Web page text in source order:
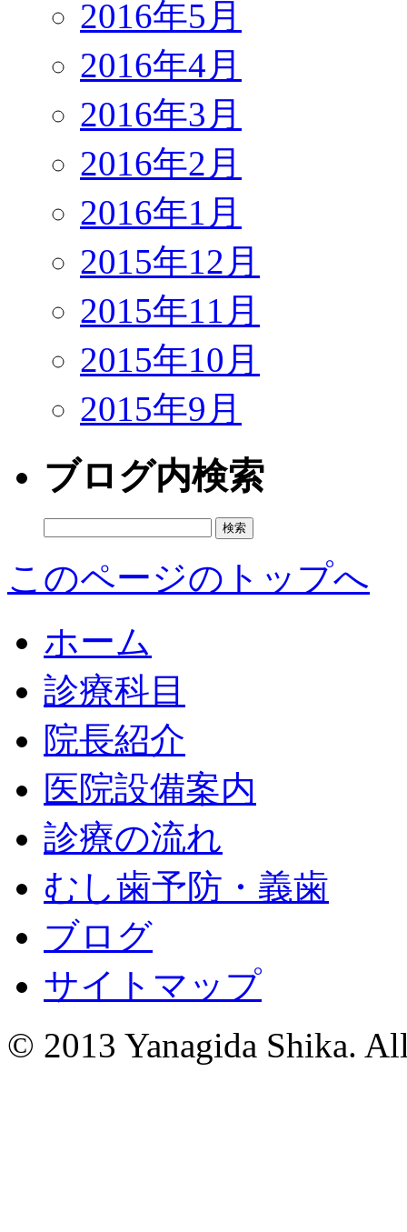
2016年5月
2016年4月
2016年3月
2016年2月
2016年1月
2015年12月
2015年11月
2015年10月
2015年9月
ブログ内検索
このページのトップへ
ホーム
診療科目
院長紹介
医院設備案内
診療の流れ
むし歯予防・義歯
ブログ
サイトマップ
© 2013 Yanagida Shika.